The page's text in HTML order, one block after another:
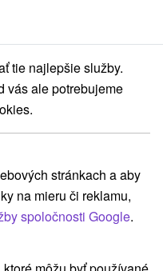
Apartmán Tekelová Habovka
POBYTU
tie najlepšie služby.
vás ale potrebujeme
stránkach a aby
na mieru či reklamu,
spoločnosti Google.